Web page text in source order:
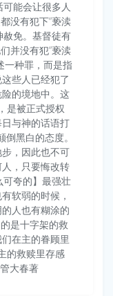
能会让很多人
没有犯下“亵渎
赦免。基督徒有
并没有犯“亵渎
一种罪，而是指
些人已经犯了
的境地中。这
是被正式授权
与神的话语打
黑白的态度。
，因此也不可
，只要悔改转
可夸的】最强壮
软弱的时候，
人也有糊涂的
是十字架的救
在主的眷顾里
的救赎里存感
大春著